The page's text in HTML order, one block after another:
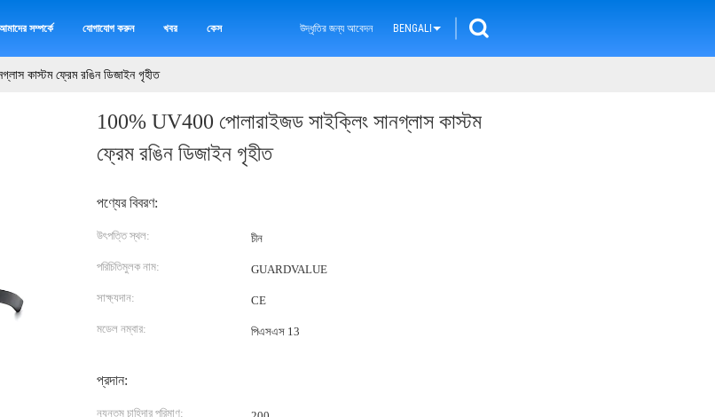
সম্পর্কে যোগাযোগ করুন খবর কেস উদ্ধৃতির জন্য আবেদন BENGALI
কাস্টম ফ্রেম রঙিন ডিজাইন গৃহীত
100% UV400 পোলারাইজড সাইক্লিং সানগ্লাস কাস্টম
ফ্রেম রঙিন ডিজাইন গৃহীত
পণ্যের বিবরণ:
উৎপত্তি স্থল: চীন
পরিচিতিমুলক নাম: GUARDVALUE
সাক্ষ্যদান: CE
মডেল নম্বার: পিএসএস 13
প্রদান:
ন্যূনতম চাহিদার পরিমাণ: